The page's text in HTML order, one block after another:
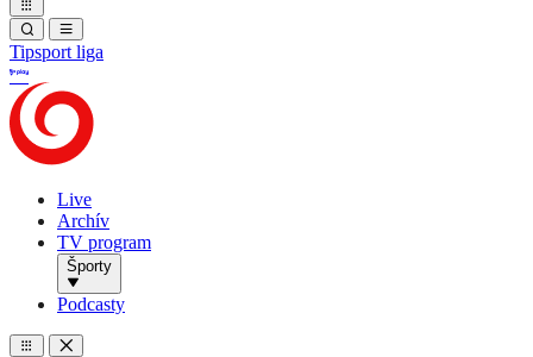
Tipsport liga
Live
Archív
TV program
Športy
Podcasty